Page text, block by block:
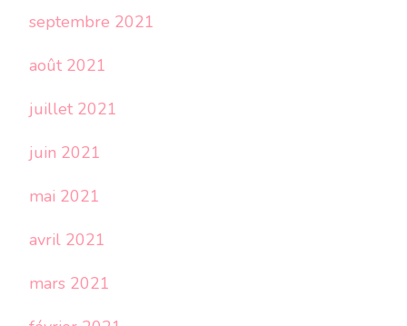
septembre 2021
août 2021
juillet 2021
juin 2021
mai 2021
avril 2021
mars 2021